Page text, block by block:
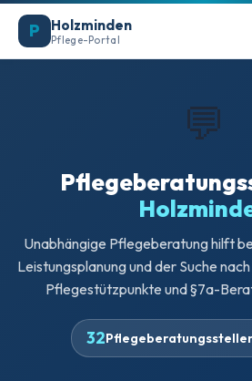
P Holzminden
Pflege-Portal
💬
Unabhängige Pflegeberatung hilft
Leistungsplanung und der Suche
Pflegestützpunkte und §7a-
32